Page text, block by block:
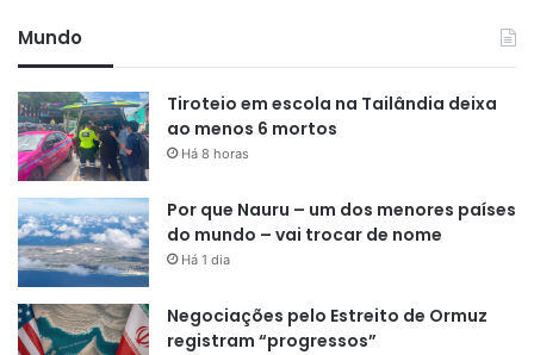
Mundo
Tiroteio em escola na Tailândia deixa
ao menos 6 mortos
Há 8 horas
Por que Nauru – um dos menores países
do mundo – vai trocar de nome
Há 1 dia
Negociações pelo Estreito de Ormuz
registram “progressos”